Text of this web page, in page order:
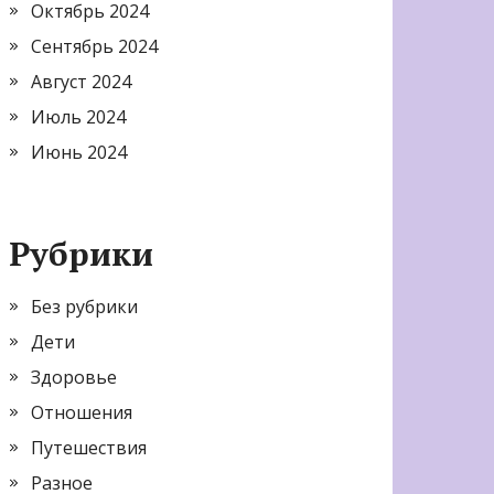
Октябрь 2024
Сентябрь 2024
Август 2024
Июль 2024
Июнь 2024
Рубрики
Без рубрики
Дети
Здоровье
Отношения
Путешествия
Разное